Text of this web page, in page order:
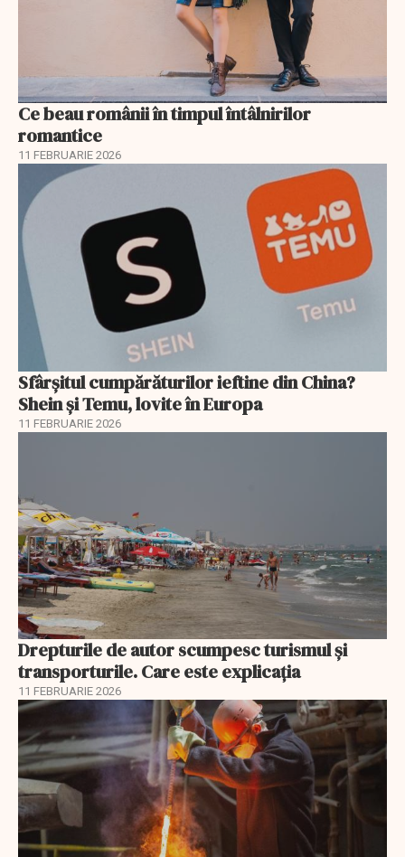
Ce beau românii în timpul întâlnirilor
romantice
11 FEBRUARIE 2026
Sfârșitul cumpărăturilor ieftine din China?
Shein și Temu, lovite în Europa
11 FEBRUARIE 2026
Drepturile de autor scumpesc turismul și
transporturile. Care este explicația
11 FEBRUARIE 2026